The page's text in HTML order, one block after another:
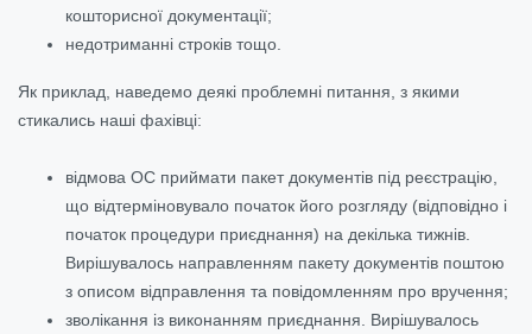
кошторисної документації;
недотриманні строків тощо.
Як приклад, наведемо деякі проблемні питання, з якими
стикались наші фахівці:
відмова ОС приймати пакет документів під реєстрацію,
що відтерміновувало початок його розгляду (відповідно і
початок процедури приєднання) на декілька тижнів.
Вирішувалось направленням пакету документів поштою
з описом відправлення та повідомленням про вручення;
зволікання із виконанням приєднання. Вирішувалось